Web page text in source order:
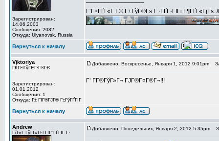
Зарегистрирован:
14.06.2003
Сообщения: 2082
Откуда: Ulyanovsk, Russia
Г‘Г¤ГҐГ«Г Г© Г±ГўГ®Гѕ Г¬ГҐГ·ГІГі Г¶ГҐГ«ГјГѕ.
Вернуться к началу
Viktoriya
ГЌГ®ГўГЁГ·Г®ГЄ
Зарегистрирован:
01.01.2012
Сообщения: 1
Откуда: Г± ГІГ®ГЈГ® Г±ГўГҐГІГ
Добавлено: Воскресенье, Января 1, 2012 9:01pm
Г‘ Г­Г®ГўГ»Г¬ ГЈГ®Г¤Г®Г¬!!!
Вернуться к началу
Andrew
ГѓГ«Г ГўГ­Г»Г© ГІГ°ГҐГЇГ Г·
Добавлено: Понедельник, Января 2, 2012 5:35pm